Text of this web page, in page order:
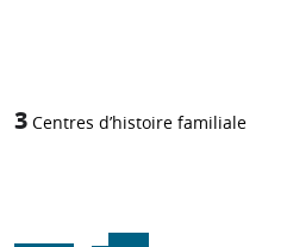
3 Centres d’histoire familiale